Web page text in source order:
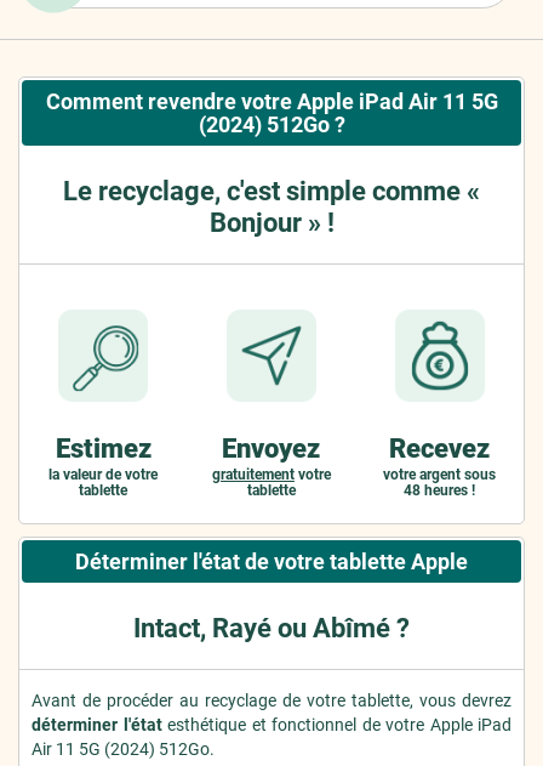
Comment revendre votre Apple iPad Air 11 5G
(2024) 512Go ?
Le recyclage, c'est simple comme «
Bonjour » !
Estimez
la valeur de votre
tablette
Envoyez
gratuitementvotre
tablette
Recevez
votre argent sous
48 heures !
Déterminer l'état de votre tablette Apple
Intact, Rayé ou Abîmé ?
Avant de procéder au recyclage de votre tablette, vous devrez
déterminer l'étatesthétique et fonctionnel de votre Apple iPad
Air 11 5G (2024) 512Go.